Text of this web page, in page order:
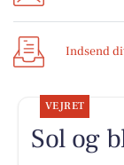
Indsend
VEJRET
Sol og